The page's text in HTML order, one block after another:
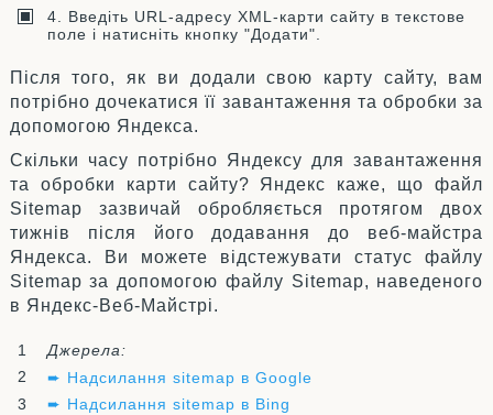
4. Введіть URL-адресу XML-карти сайту в текстове
поле і натисніть кнопку "Додати".
Після того, як ви додали свою карту сайту, вам
потрібно дочекатися її завантаження та обробки за
допомогою Яндекса.
Скільки часу потрібно Яндексу для завантаження
та обробки карти сайту? Яндекс каже, що файл
Sitemap зазвичай обробляється протягом двох
тижнів після його додавання до веб-майстра
Яндекса. Ви можете відстежувати статус файлу
Sitemap за допомогою файлу Sitemap, наведеного
в Яндекс-Веб-Майстрі.
Джерела:
➨ Надсилання sitemap в Google
➨ Надсилання sitemap в Bing